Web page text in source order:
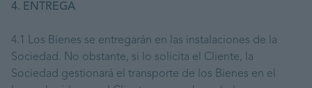
4. ENTREGA
4.1 Los Bienes se entregarán en las instalaciones de la
Sociedad. No obstante, si lo solicita el Cliente, la
Sociedad gestionará el transporte de los Bienes en el